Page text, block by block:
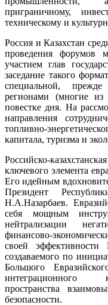
приграничному,
техническому и
Россия и Казахстан
проведения форумов
участием глав
заседание такого
специальной,
регионами (многие
повестке дня. На
направления
топливно-
капитала, туризма и
Российско-
ключевого элемента
Его идейным
Президент
Н.А.Назарбаев.
себя мощным
нейтрализации
финансово-
своей
создаваемого по
Большого
интеграционного
пространства
безопасности.